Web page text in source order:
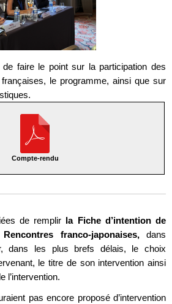
faire le point sur la participation des
le programme, ainsi que sur
Compte-rendu
de remplir la Fiche d’intention de
franco-japonaises, dans
dans les plus brefs délais, le choix
le titre de son intervention ainsi
l’intervention.
pas encore proposé d’intervention